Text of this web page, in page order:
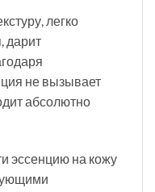
легко
дарит
не вызывает
абсолютно
эссенцию на кожу